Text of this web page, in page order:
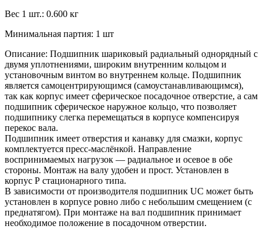
Вес 1 шт.: 0.600 кг
Минимальная партия: 1 шт
Описание: Подшипник шариковый радиальный однорядный с
двумя уплотнениями, широким внутренним кольцом и
установочным винтом во внутреннем кольце. Подшипник
является самоцентрирующимся (самоустанавливающимся),
так как корпус имеет сферическое посадочное отверстие, а сам
подшипник сферическое наружное кольцо, что позволяет
подшипнику слегка перемещаться в корпусе компенсируя
перекос вала.
Подшипник имеет отверстия и канавку для смазки, корпус
комплектуется пресс-маслёнкой. Направление
воспринимаемых нагрузок — радиальное и осевое в обе
стороны. Монтаж на валу удобен и прост. Установлен в
корпус Р стационарного типа.
В зависимости от производителя подшипник UC может быть
установлен в корпусе ровно либо с небольшим смещением (с
преднатягом). При монтаже на вал подшипник принимает
необходимое положение в посадочном отверстии.